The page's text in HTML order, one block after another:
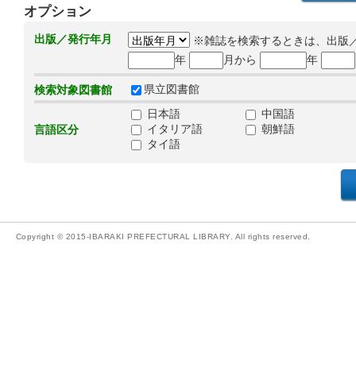
オプション
出版／発行年月
※雑誌を検索するときは、出版
年
月から 年
検索対象図書館 県立図書館
言語区分
日本語
中国語
イタリア語
朝鮮語
タイ語
Copyright © 2015-IBARAKI PREFECTURAL LIBRARY. All rights reserved.